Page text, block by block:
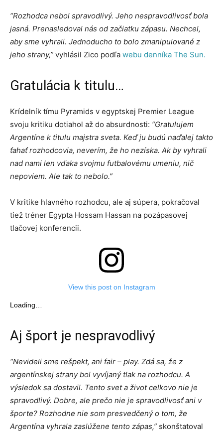
“Rozhodca nebol spravodlivý. Jeho nespravodlivosť bola
jasná. Prenasledoval nás od začiatku zápasu. Nechcel,
aby sme vyhrali. Jednoducho to bolo zmanipulované z
jeho strany,” vyhlásil Zico podľa webu denníka The Sun.
Gratulácia k titulu…
Krídelník tímu Pyramids v egyptskej Premier League
svoju kritiku dotiahol až do absurdnosti: “Gratulujem
Argentíne k titulu majstra sveta. Keď ju budú naďalej takto
ťahať rozhodcovia, neverím, že ho nezíska. Ak by vyhrali
nad nami len vďaka svojmu futbalovému umeniu, nič
nepoviem. Ale tak to nebolo.”
V kritike hlavného rozhodcu, ale aj súpera, pokračoval
tiež tréner Egypta Hossam Hassan na pozápasovej
tlačovej konferencii.
View this post on Instagram
Loading…
Aj šport je nespravodlivý
“Nevideli sme rešpekt, ani fair – play. Zdá sa, že z
argentínskej strany bol vyvíjaný tlak na rozhodcu. A
výsledok sa dostavil. Tento svet a život celkovo nie je
spravodlivý. Dobre, ale prečo nie je spravodlivosť ani v
športe? Rozhodne nie som presvedčený o tom, že
Argentína vyhrala zaslúžene tento zápas,” skonštatoval